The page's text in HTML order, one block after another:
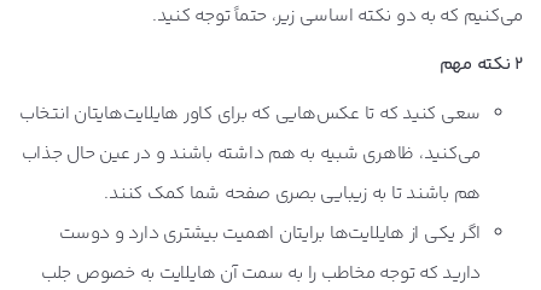
می‌کنیم که به دو نکته اساسی زیر، حتماً توجه کنید.
2 نکته مهم
سعی کنید که تا عکس‌هایی که برای کاور هایلایت‌هایتان انتخاب
می‌کنید، ظاهری شبیه به هم داشته باشند و در عین حال جذاب
هم باشند تا به زیبایی بصری صفحه‌ شما کمک کنند.
اگر یکی از هایلایت‌ها برایتان اهمیت بیشتری دارد و دوست
دارید که توجه مخاطب را به سمت آن هایلایت به خصوص جلب